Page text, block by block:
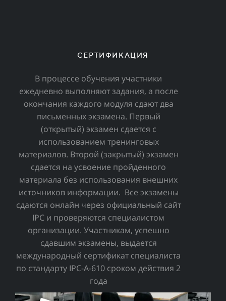
СЕРТИФИКАЦИЯ
В процессе обучения участники
ежедневно выполняют задания, а после
окончания каждого модуля сдают два
письменных экзамена. Первый
(открытый) экзамен сдается с
использованием тренинговых
материалов. Второй (закрытый) экзамен
сдается на усвоение пройденного
материала без использования внешних
источников информации. Все экзамены
сдаются онлайн через официальный сайт
IPC и проверяются специалистом
организации. Участникам, успешно
сдавшим экзамены, выдается
международный сертификат специалиста
по стандарту IPC-A-610 сроком действия 2
года